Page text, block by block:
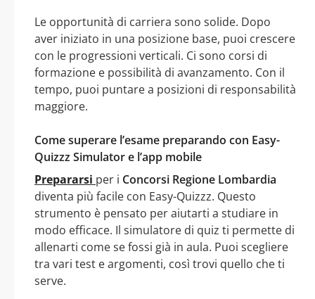
Le opportunità di carriera sono solide. Dopo
aver iniziato in una posizione base, puoi crescere
con le progressioni verticali. Ci sono corsi di
formazione e possibilità di avanzamento. Con il
tempo, puoi puntare a posizioni di responsabilità
maggiore.
Come superare l’esame preparando con Easy-
Quizzz Simulator e l’app mobile
Prepararsi per i Concorsi Regione Lombardia
diventa più facile con Easy-Quizzz. Questo
strumento è pensato per aiutarti a studiare in
modo efficace. Il simulatore di quiz ti permette di
allenarti come se fossi già in aula. Puoi scegliere
tra vari test e argomenti, così trovi quello che ti
serve.